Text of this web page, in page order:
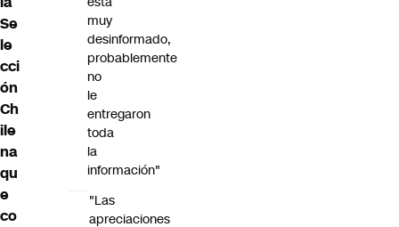
Se
le
cci
ón
Ch
ile
na
qu
e
co
muy
desinformado,
probablemente
no
le
entregaron
toda
la
información"
"Las
apreciaciones